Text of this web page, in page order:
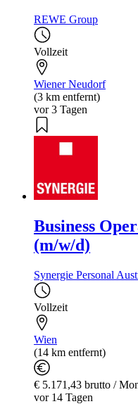
REWE Group
Vollzeit
Wiener Neudorf
(3 km entfernt)
vor 3 Tagen
Business
(m/w/d)
Synergie Personal
Vollzeit
Wien
(14 km entfernt)
€ 5.171,43 brutto /
vor 14 Tagen